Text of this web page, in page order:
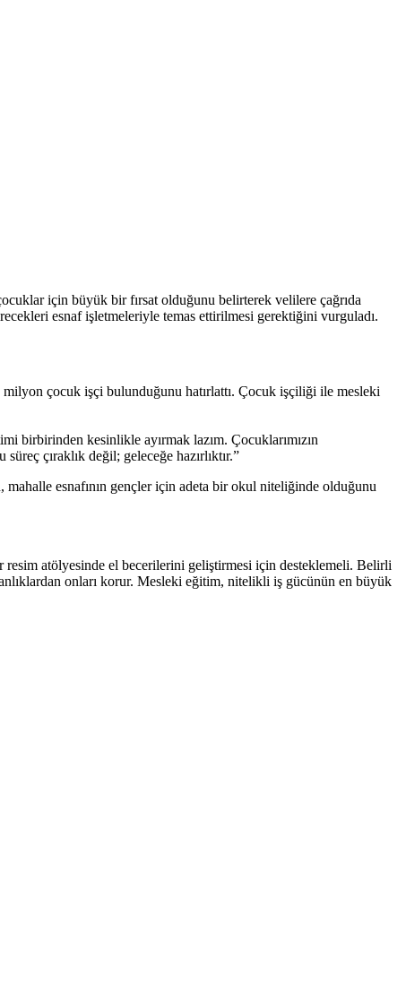
için büyük bir fırsat olduğunu belirterek velilere çağrıda
esnaf işletmeleriyle temas ettirilmesi gerektiğini vurguladı.
çocuk işçi bulunduğunu hatırlattı. Çocuk işçiliği ile mesleki
birbirinden kesinlikle ayırmak lazım. Çocuklarımızın
çıraklık değil; geleceğe hazırlıktır.”
esnafının gençler için adeta bir okul niteliğinde olduğunu
atölyesinde el becerilerini geliştirmesi için desteklemeli. Belirli
onları korur. Mesleki eğitim, nitelikli iş gücünün en büyük